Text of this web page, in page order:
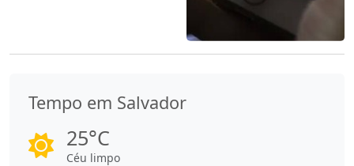
Tempo em Salvador
25°C
Céu limpo